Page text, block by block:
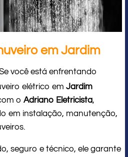
em Jardim
você está enfrentando
elétrico em Jardim
o Adriano Eletricista,
em instalação, manutenção,
seguro e técnico, ele garante